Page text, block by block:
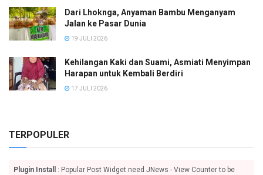
Dari Lhoknga, Anyaman Bambu Menganyam
Jalan ke Pasar Dunia
19 JULI 2026
Kehilangan Kaki dan Suami, Asmiati Menyimpan
Harapan untuk Kembali Berdiri
17 JULI 2026
TERPOPULER
Plugin Install
: Popular Post Widget need JNews - View Counter to be